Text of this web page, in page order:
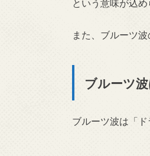
という意味が込め
また、ブルーツ
ブルーツ
ブルーツ波は「